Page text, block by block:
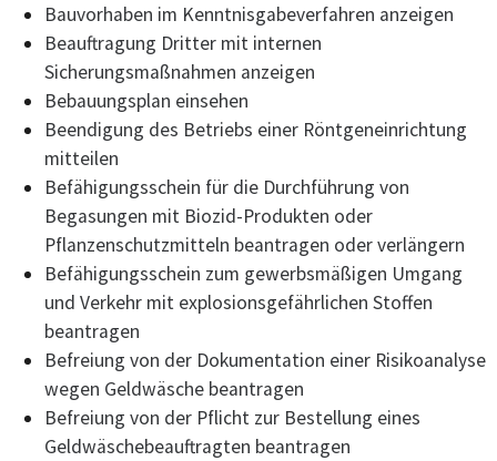
Bauvorhaben im Kenntnisgabeverfahren anzeigen
Beauftragung Dritter mit internen
Sicherungsmaßnahmen anzeigen
Bebauungsplan einsehen
Beendigung des Betriebs einer Röntgeneinrichtung
mitteilen
Befähigungsschein für die Durchführung von
Begasungen mit Biozid-Produkten oder
Pflanzenschutzmitteln beantragen oder verlängern
Befähigungsschein zum gewerbsmäßigen Umgang
und Verkehr mit explosionsgefährlichen Stoffen
beantragen
Befreiung von der Dokumentation einer Risikoanalyse
wegen Geldwäsche beantragen
Befreiung von der Pflicht zur Bestellung eines
Geldwäschebeauftragten beantragen